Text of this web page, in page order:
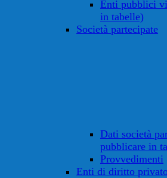
Enti pubblici
in tabelle)
Società partecipate
Dati società
pubblicare in
Provvedimenti
Enti di diritto